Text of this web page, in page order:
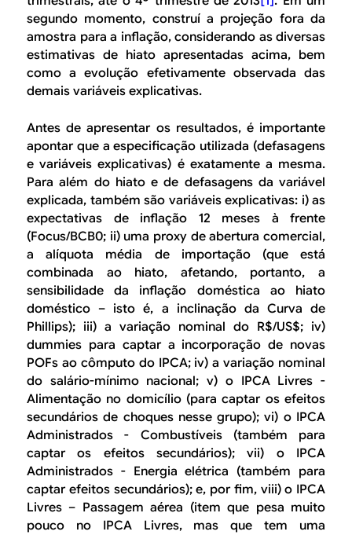
segundo momento, construí a projeção fora da
amostra para a inflação, considerando as diversas
estimativas de hiato apresentadas acima, bem
como a evolução efetivamente observada das
demais variáveis explicativas.
Antes de apresentar os resultados, é importante
apontar que a especificação utilizada (defasagens
e variáveis explicativas) é exatamente a mesma.
Para além do hiato e de defasagens da variável
explicada, também são variáveis explicativas: i) as
expectativas de inflação 12 meses à frente
(Focus/BCB0; ii) uma proxy de abertura comercial,
a alíquota média de importação (que está
combinada ao hiato, afetando, portanto, a
sensibilidade da inflação doméstica ao hiato
doméstico – isto é, a inclinação da Curva de
Phillips); iii) a variação nominal do R$/US$; iv)
dummies para captar a incorporação de novas
POFs ao cômputo do IPCA; iv) a variação nominal
do salário-mínimo nacional; v) o IPCA Livres -
Alimentação no domicílio (para captar os efeitos
secundários de choques nesse grupo); vi) o IPCA
Administrados - Combustíveis (também para
captar os efeitos secundários); vii) o IPCA
Administrados - Energia elétrica (também para
captar efeitos secundários); e, por fim, viii) o IPCA
Livres – Passagem aérea (item que pesa muito
pouco no IPCA Livres, mas que tem uma